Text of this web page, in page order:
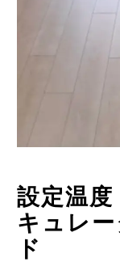
設定温度
キュレ
ド